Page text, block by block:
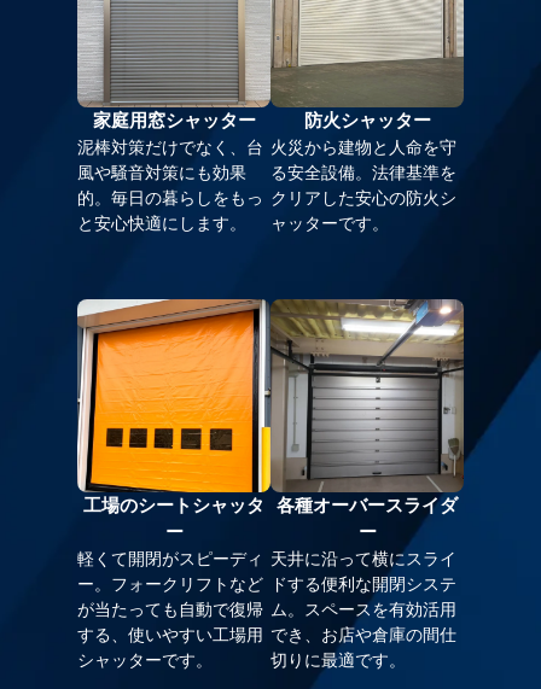
家庭用窓シャッター
泥棒対策だけでなく、台
風や騒音対策にも効果
的。毎日の暮らしをもっ
と安心快適にします。
防火シャッター
火災から建物と人命を守
る安全設備。法律基準を
クリアした安心の防火シ
ャッターです。
工場のシートシャッタ
ー
軽くて開閉がスピーディ
ー。フォークリフトなど
が当たっても自動で復帰
する、使いやすい工場用
シャッターです。
各種オーバースライダ
ー
天井に沿って横にスライ
ドする便利な開閉システ
ム。スペースを有効活用
でき、お店や倉庫の間仕
切りに最適です。